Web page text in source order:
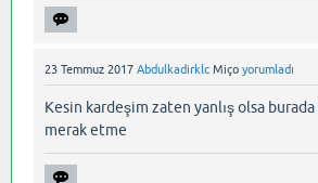
23 Temmuz 2017 Abdulkadirklc Miço yorumladı
Kesin kardeşim zaten yanlış olsa
merak etme